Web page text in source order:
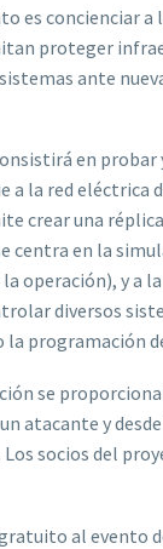
es concienciar
proteger
ante
en probar
a la red
crear una
centra en la
operación), y a
diversos
programación
se
atacante y
Los socios del
al evento